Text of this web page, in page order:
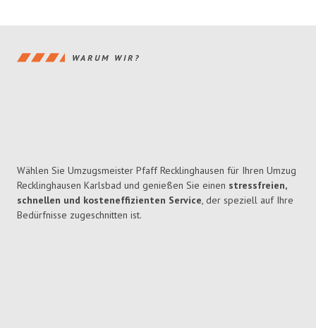
WARUM WIR?
Wählen Sie Umzugsmeister Pfaff Recklinghausen für Ihren Umzug
Recklinghausen Karlsbad und genießen Sie einen stressfreien,
schnellen und kosteneffizienten Service, der speziell auf Ihre
Bedürfnisse zugeschnitten ist.